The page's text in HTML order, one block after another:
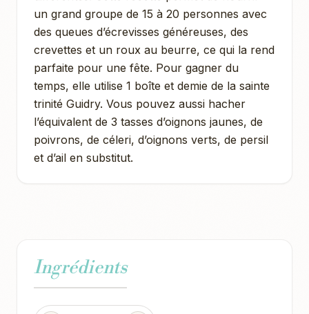
un grand groupe de 15 à 20 personnes avec
des queues d’écrevisses généreuses, des
crevettes et un roux au beurre, ce qui la rend
parfaite pour une fête. Pour gagner du
temps, elle utilise 1 boîte et demie de la sainte
trinité Guidry. Vous pouvez aussi hacher
l’équivalent de 3 tasses d’oignons jaunes, de
poivrons, de céleri, d’oignons verts, de persil
et d’ail en substitut.
Ingrédients